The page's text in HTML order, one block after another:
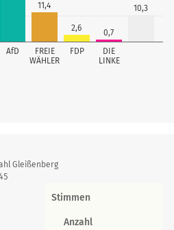
AfD
FREIE
WÄHLER
FDP
DIE
LINKE
11,4
2,6 0,7
10,3
Gleißenberg
Stimmen
Anzahl